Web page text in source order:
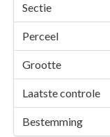
Sectie
Perceel
Grootte
Laatste controle
Bestemming